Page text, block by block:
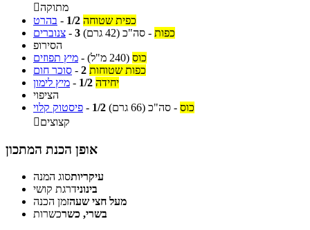
מתוקה
בהרט - 1/2 כפית שטוחה
צנוברים - 3 כפות - סה"כ (42 גרם)
הסירופ
מיץ תפוזים - כוס (240 מ"ל)
סוכר חום - 2 כפות שטוחות
מיץ לימון - 1/2 יחידה
הציפוי
פיסטוק קלוי - 1/2 כוס - סה"כ (66 גרם)
קצוצים
אופן הכנת המתכון
עיקריותסוג המנה
בינונידרגת קושי
מעל חצי שעהזמן הכנה
בשרי, כשרכשרות